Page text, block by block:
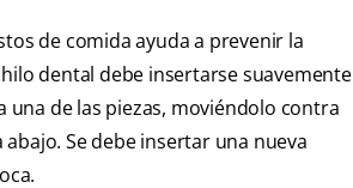
de comida ayuda a prevenir la
dental debe insertarse suavemente
de las piezas, moviéndolo contra
Se debe insertar una nueva